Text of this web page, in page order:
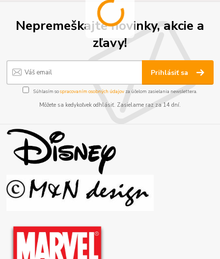
Nepremeškajte novinky, akcie a
zľavy!
Prihlásiť sa
Súhlasím sospracovaním osobných údajov za účelom zasielania newslettera.
Môžete sa kedykoľvek odhlásiť. Zasielame raz za 14 dní.